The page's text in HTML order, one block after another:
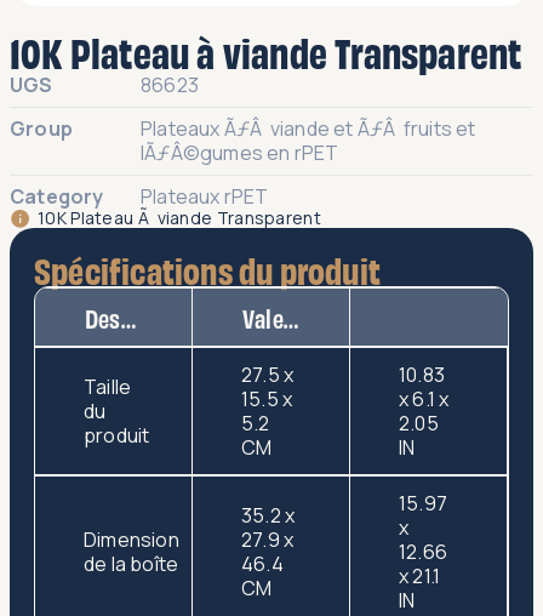
10K Plateau à viande Transparent
UGS
86623
Group
Plateaux ÃƒÂ viande et ÃƒÂ fruits et
lÃƒÂ©gumes en rPET
Category
Plateaux rPET
10K Plateau Ã viande Transparent
Spécifications du produit
Description Valeur
Taille
du
produit
27.5 x
15.5 x
5.2
CM
10.83
x 6.1 x
2.05
IN
Dimension
de la boîte
35.2 x
27.9 x
46.4
CM
15.97
x
12.66
x 21.1
IN